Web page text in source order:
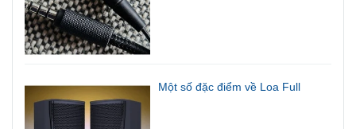
Một số đặc điểm về Loa Full